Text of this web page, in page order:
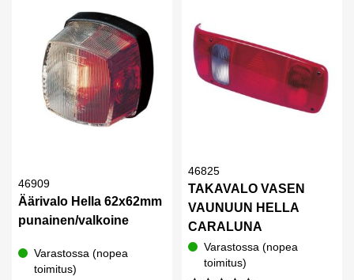
46909
Äärivalo Hella 62x62mm
punainen/valkoine
Varastossa (nopea
toimitus)
46825
TAKAVALO VASEN
VAUNUUN HELLA
CARALUNA
Varastossa (nopea
toimitus)